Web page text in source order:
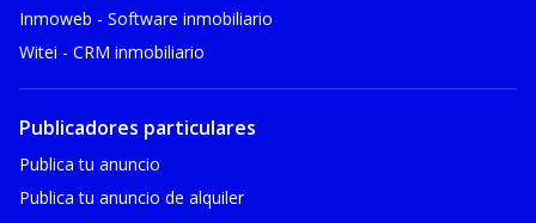
Inmoweb - Software inmobiliario
Witei - CRM inmobiliario
Publicadores particulares
Publica tu anuncio
Publica tu anuncio de alquiler